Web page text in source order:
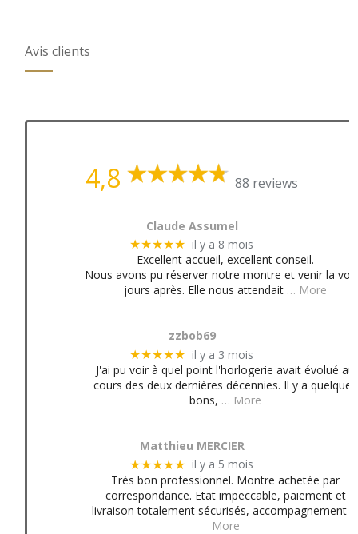
Avis clients
4,8 88 reviews
Claude Assumel
★★★★★ il y a 8 mois
Excellent accueil, excellent conseil.
Nous avons pu réserver notre montre et venir la
jours après. Elle nous attendait … More
zzbob69
★★★★★ il y a 3 mois
J'ai pu voir à quel point l'horlogerie avait évolué au
cours des deux dernières décennies. Il y a quelques
bons, … More
Matthieu MERCIER
★★★★★ il y a 5 mois
Très bon professionnel. Montre achetée par
correspondance. Etat impeccable, paiement et
livraison totalement sécurisés, accompagnement
More